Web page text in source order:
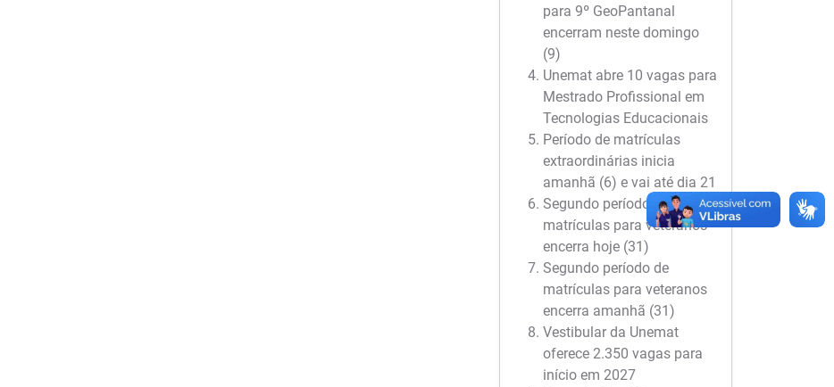
para 9º GeoPantanal
encerram neste domingo
(9)
Unemat abre 10 vagas para
Mestrado Profissional em
Tecnologias Educacionais
Período de matrículas
extraordinárias inicia
amanhã (6) e vai até dia 21
Segundo período de
matrículas para veteranos
encerra hoje (31)
Segundo período de
matrículas para veteranos
encerra amanhã (31)
Vestibular da Unemat
oferece 2.350 vagas para
início em 2027